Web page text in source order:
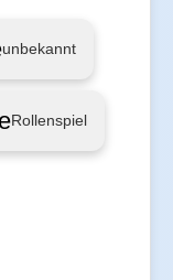
unbekannt
Rollenspiel